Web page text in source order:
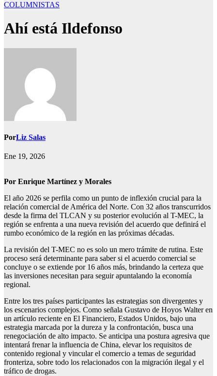
COLUMNISTAS
Ahí está Ildefonso
PorLiz Salas
Ene 19, 2026
Por Enrique Martínez y Morales
El año 2026 se perfila como un punto de inflexión crucial para la
relación comercial de América del Norte. Con 32 años transcurridos
desde la firma del TLCAN y su posterior evolución al T-MEC, la
región se enfrenta a una nueva revisión del acuerdo que definirá el
rumbo económico de la región en las próximas décadas.
La revisión del T-MEC no es solo un mero trámite de rutina. Este
proceso será determinante para saber si el acuerdo comercial se
concluye o se extiende por 16 años más, brindando la certeza que
las inversiones necesitan para seguir apuntalando la economía
regional.
Entre los tres países participantes las estrategias son divergentes y
los escenarios complejos. Como señala Gustavo de Hoyos Walter en
un artículo reciente en El Financiero, Estados Unidos, bajo una
estrategia marcada por la dureza y la confrontación, busca una
renegociación de alto impacto. Se anticipa una postura agresiva que
intentará frenar la influencia de China, elevar los requisitos de
contenido regional y vincular el comercio a temas de seguridad
fronteriza, sobre todo los relacionados con la migración ilegal y el
tráfico de drogas.